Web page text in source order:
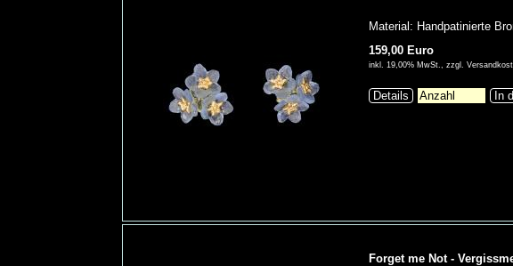
Material: Handpatinierte
159,00 Euro
inkl. 19,00% MwSt., zzgl.
Details In
Forget me Not -